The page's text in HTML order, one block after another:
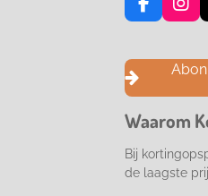
F
a
e
o
k
I
n
t
a
g
a
Waarom
Bij
de laagste